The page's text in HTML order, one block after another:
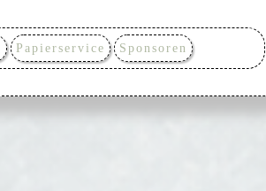
Papierservice Sponsoren